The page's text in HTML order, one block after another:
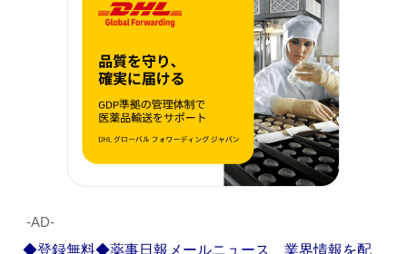
‐AD‐
◆登録無料◆薬事日報メールニュース 業界情報を配